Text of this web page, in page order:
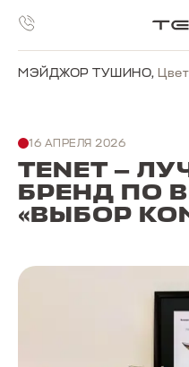
МЭЙДЖОР ТУШИНО,
16 АПРЕЛЯ 2026
TENET —
БРЕНД ПО
«ВЫБОР